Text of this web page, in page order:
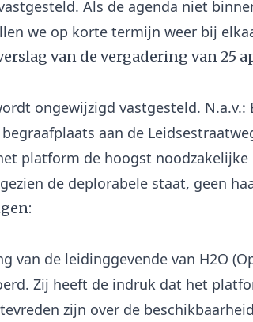
Als de agenda niet
van de vergadering van 25
ongewijzigd vastgesteld. N.a.v.:
aan de
platform de hoogst
van de leidinggevende van H2O
Zij heeft de indruk dat het
zijn over de